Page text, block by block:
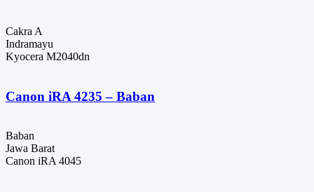
Cakra A
Indramayu
Kyocera M2040dn
Canon iRA 4235 – Baban
Baban
Jawa Barat
Canon iRA 4045